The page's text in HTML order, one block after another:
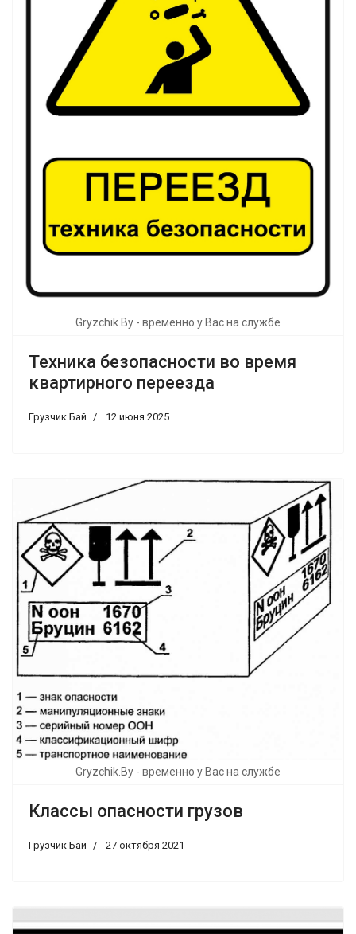
Gryzchik.By - временно у Вас на службе
Техника безопасности во время
квартирного переезда
Грузчик Бай 12 июня 2025
Gryzchik.By - временно у Вас на службе
Классы опасности грузов
Грузчик Бай 27 октября 2021